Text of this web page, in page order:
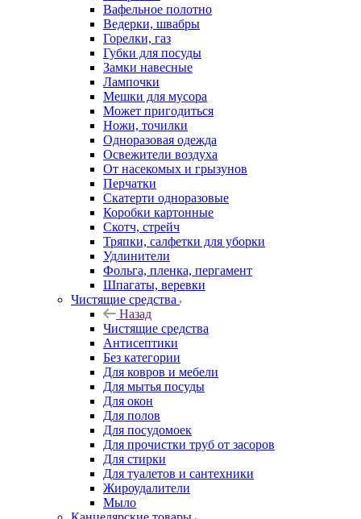
Вафельное полотно
Ведерки, швабры
Горелки, газ
Губки для посуды
Замки навесные
Лампочки
Мешки для мусора
Может пригодиться
Ножи, точилки
Одноразовая одежда
Освежители воздуха
От насекомых и грызунов
Перчатки
Скатерти одноразовые
Коробки картонные
Скотч, стрейч
Тряпки, салфетки для уборки
Удлинители
Фольга, пленка, пергамент
Шпагаты, веревки
Чистящие средства
Назад
Чистящие средства
Антисептики
Без категории
Для ковров и мебели
Для мытья посуды
Для окон
Для полов
Для посудомоек
Для прочистки труб от засоров
Для стирки
Для туалетов и сантехники
Жироудалители
Мыло